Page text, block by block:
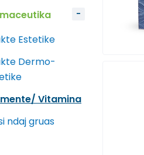
Estetike
Dermo-
Vitamina
ndaj gruas